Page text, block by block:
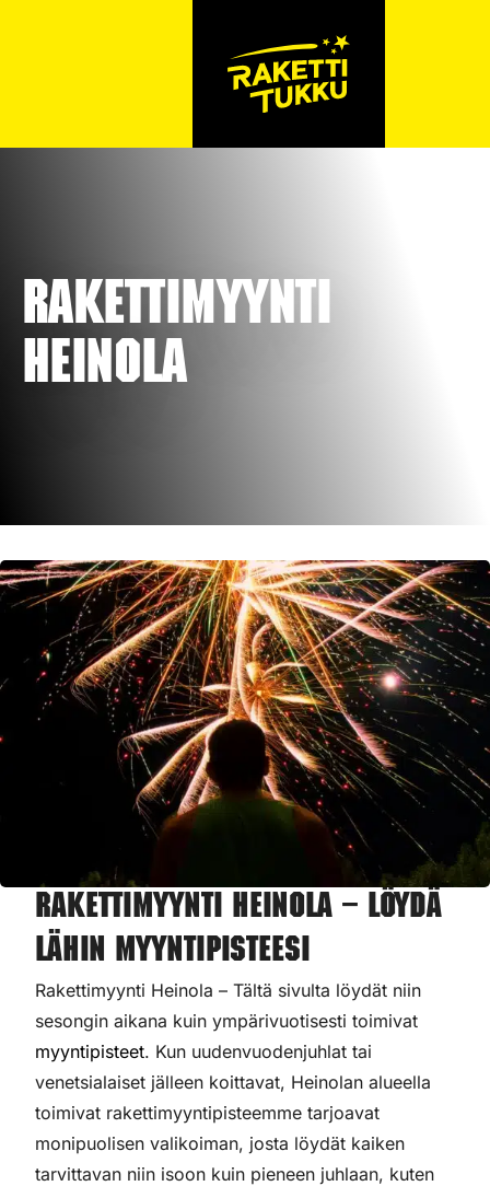
Rakettimyynti
Heinola
Rakettimyynti Heinola – Löydä
lähin myyntipisteesi
Rakettimyynti Heinola – Tältä sivulta löydät niin
sesongin aikana kuin ympärivuotisesti toimivat
myyntipisteet. Kun uudenvuodenjuhlat tai
venetsialaiset jälleen koittavat, Heinolan alueella
toimivat rakettimyyntipisteemme tarjoavat
monipuolisen valikoiman, josta löydät kaiken
tarvittavan niin isoon kuin pieneen juhlaan, kuten